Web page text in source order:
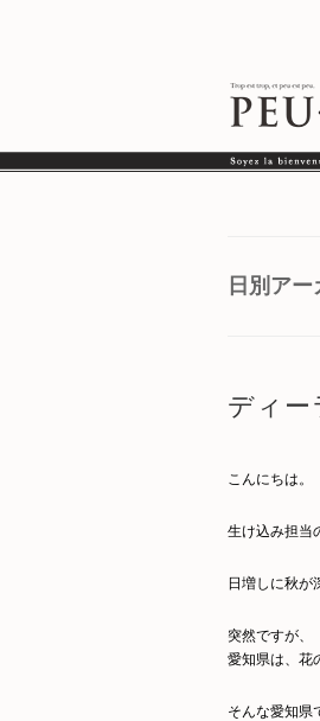
日別ア
ディー
こんにちは。
生け込み担当
日増しに秋が
突然ですが、
愛知県は、花
そんな愛知県